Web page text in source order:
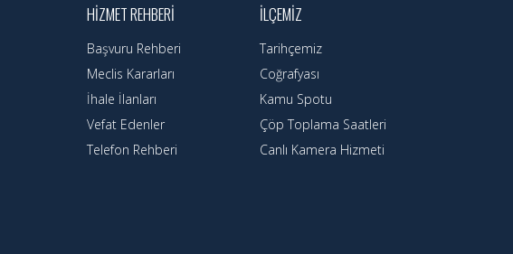
HİZMET REHBERİ
Başvuru Rehberi
Meclis Kararları
İhale İlanları
Vefat Edenler
Telefon Rehberi
İLÇEMİZ
Tarihçemiz
Coğrafyası
Kamu Spotu
Çöp Toplama Saatleri
Canlı Kamera Hizmeti